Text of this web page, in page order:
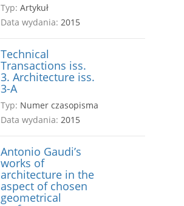
Typ: Artykuł
Data wydania: 2015
Technical
Transactions iss.
3. Architecture iss.
3-A
Typ: Numer czasopisma
Data wydania: 2015
Antonio Gaudi’s
works of
architecture in the
aspect of chosen
geometrical